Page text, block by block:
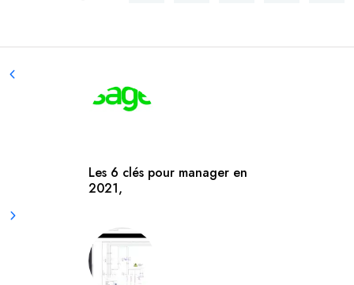
Les 6 clés pour manager en
2021,